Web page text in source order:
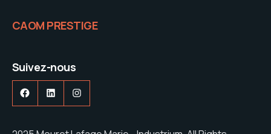
CAOM PRESTIGE
Suivez-nous
Facebook
LinkedInInstagram